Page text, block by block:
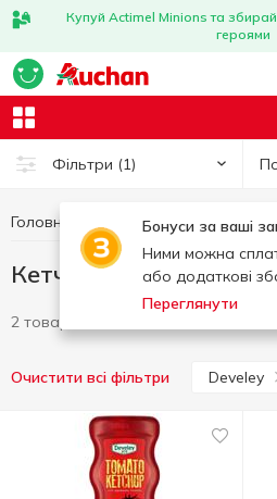
Купуй Actimel Minions та
героями
Фільтри (1)
Бонуси за ваші
Ними можна
або додаткові
Переглянути
Головна Соуси та спеції
Кетчуп Develey
2 товари
Очистити всі фільтри Develey